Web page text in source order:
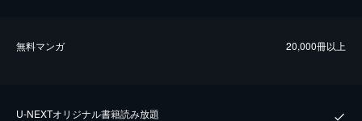
無料マンガ 20,000冊以上
U-NEXTオリジナル書籍読み放題